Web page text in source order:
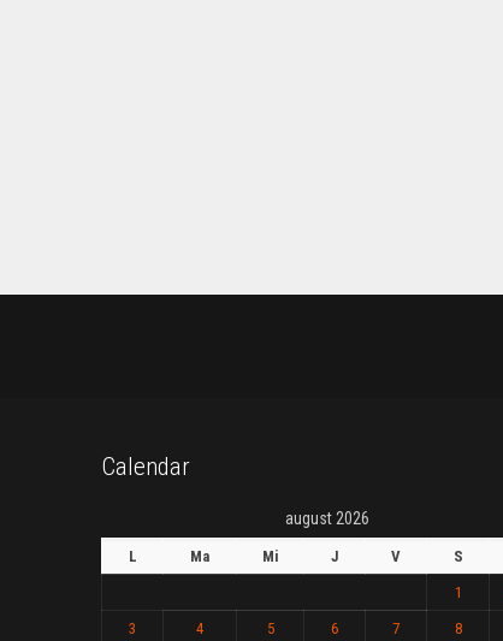
Calendar
august 2026
L Ma Mi J V S
1
3
4 5 6 7 8